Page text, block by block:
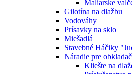
Maliarske
Gilotína na dlažbu
Vodováhy
Prísavky na sklo
Miešadlá
Stavebné Háčiky
Náradie pre
Kliešte na